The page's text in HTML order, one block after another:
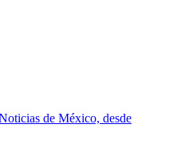
de México, desde